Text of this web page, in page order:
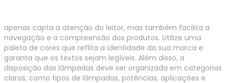
apenas capta a atenção do leitor, mas também facilita a
navegação e a compreensão dos produtos. Utilize uma
paleta de cores que reflita a identidade da sua marca e
garanta que os textos sejam legíveis. Além disso, a
disposição das lâmpadas deve ser organizada em categorias
claras, como tipos de lâmpadas, potências, aplicações e